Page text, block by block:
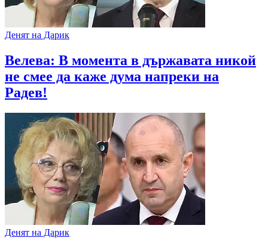
Денят на Дарик
Велева: В момента в държавата никой
не смее да каже дума напреки на
Радев!
Денят на Дарик